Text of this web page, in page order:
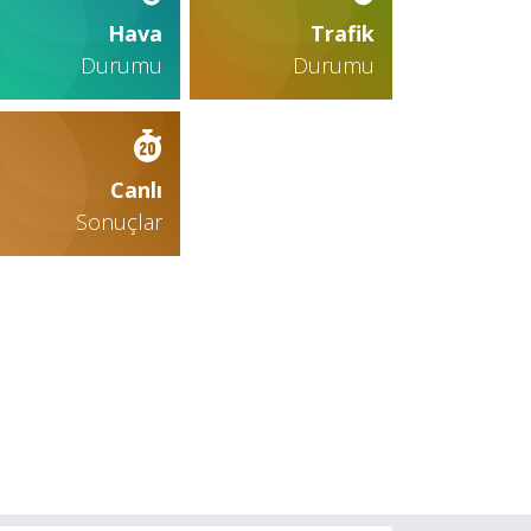
Hava
Durumu
Trafik
Durumu
Canlı
Sonuçlar